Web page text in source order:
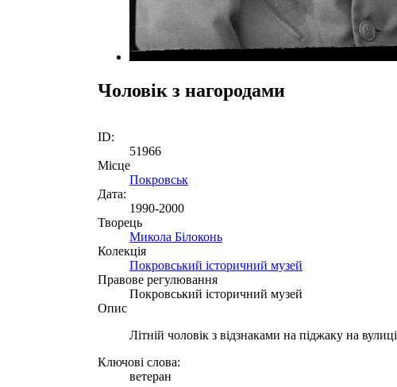
Чоловік з нагородами
ID:
51966
Місце
Покровськ
Дата:
1990-2000
Творець
Микола Білоконь
Колекція
Покровський історичний музей
Правове регулювання
Покровський історичний музей
Опис
Літній чоловік з відзнаками на піджаку на вулиці
Ключові слова:
ветеран